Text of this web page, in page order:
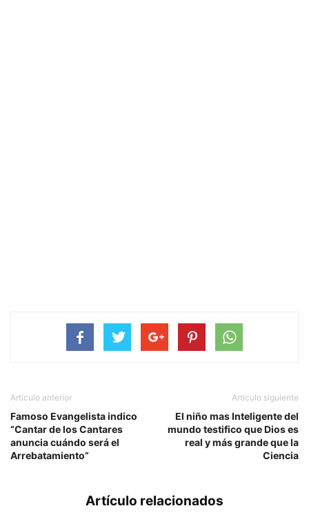
Artículo anterior
Famoso Evangelista indico
“Cantar de los Cantares
anuncia cuándo será el
Arrebatamiento”
Artículo siguiente
El niño mas Inteligente del
mundo testifico que Dios es
real y más grande que la
Ciencia
Artículo relacionados